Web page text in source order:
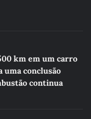
km em um carro
uma conclusão
continua